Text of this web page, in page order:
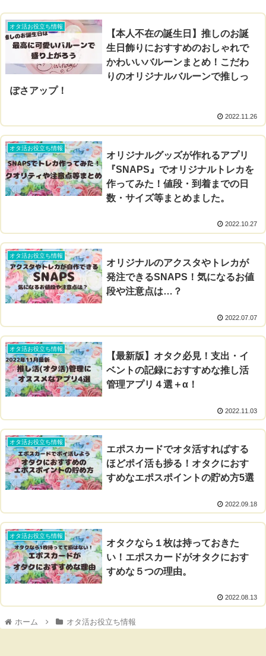
オタ活お役立ち情報
【本人不在の誕生日】推しのお誕
生日飾りにおすすめのおしゃれで
かわいいバルーンまとめ！こだわ
りのオリジナルバルーンで推しっ
ぽさアップ！
2022.11.26
オタ活お役立ち情報
オリジナルグッズが作れるアプリ
『SNAPS』でオリジナルトレカを
作ってみた！値段・到着までの日
数・サイズ等まとめました。
2022.10.27
オタ活お役立ち情報
オリジナルのアクスタやトレカが
発注できるSNAPS！気になるお値
段や注意点は…？
2022.07.07
オタ活お役立ち情報
【最新版】オタク必見！支出・イ
ベントの記録におすすめな推し活
管理アプリ４選＋α！
2022.11.03
オタ活お役立ち情報
エポスカードでオタ活すればする
ほどポイ活も捗る！オタクにおす
すめなエポスポイントの貯め方5選
2022.09.18
オタ活お役立ち情報
オタクなら１枚は持っておきた
い！エポスカードがオタクにおす
すめな５つの理由。
2022.08.13
ホーム オタ活お役立ち情報